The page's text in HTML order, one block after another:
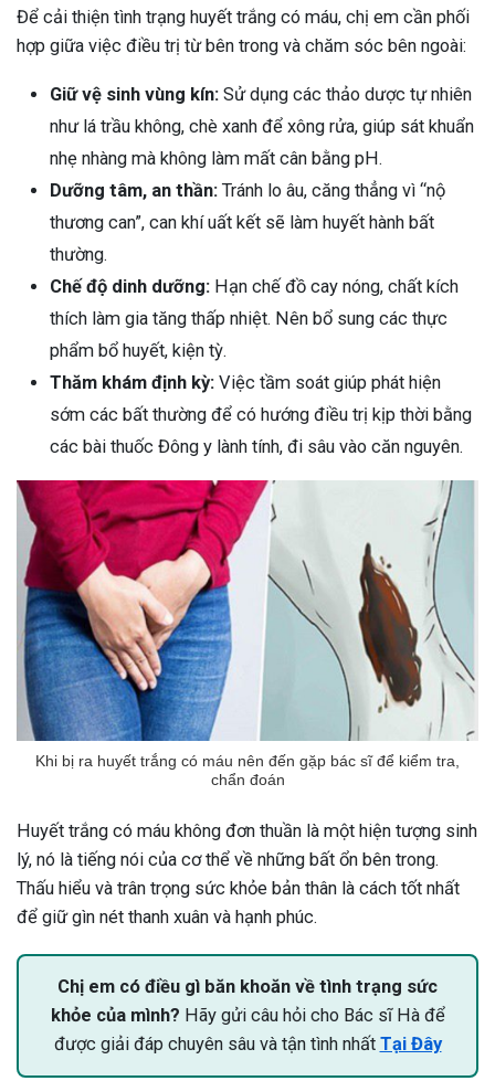
Để cải thiện tình trạng huyết trắng có máu, chị em cần phối
hợp giữa việc điều trị từ bên trong và chăm sóc bên ngoài:
Giữ vệ sinh vùng kín: Sử dụng các thảo dược tự nhiên
như lá trầu không, chè xanh để xông rửa, giúp sát khuẩn
nhẹ nhàng mà không làm mất cân bằng pH.
Dưỡng tâm, an thần: Tránh lo âu, căng thẳng vì “nộ
thương can”, can khí uất kết sẽ làm huyết hành bất
thường.
Chế độ dinh dưỡng: Hạn chế đồ cay nóng, chất kích
thích làm gia tăng thấp nhiệt. Nên bổ sung các thực
phẩm bổ huyết, kiện tỳ.
Thăm khám định kỳ: Việc tầm soát giúp phát hiện
sớm các bất thường để có hướng điều trị kịp thời bằng
các bài thuốc Đông y lành tính, đi sâu vào căn nguyên.
Khi bị ra huyết trắng có máu nên đến gặp bác sĩ để kiểm tra,
chẩn đoán
Huyết trắng có máu không đơn thuần là một hiện tượng sinh
lý, nó là tiếng nói của cơ thể về những bất ổn bên trong.
Thấu hiểu và trân trọng sức khỏe bản thân là cách tốt nhất
để giữ gìn nét thanh xuân và hạnh phúc.
Chị em có điều gì băn khoăn về tình trạng sức
khỏe của mình? Hãy gửi câu hỏi cho Bác sĩ Hà để
được giải đáp chuyên sâu và tận tình nhất Tại Đây